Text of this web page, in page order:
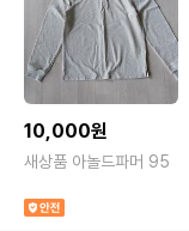
10,000원
새상품 아놀드파머 95